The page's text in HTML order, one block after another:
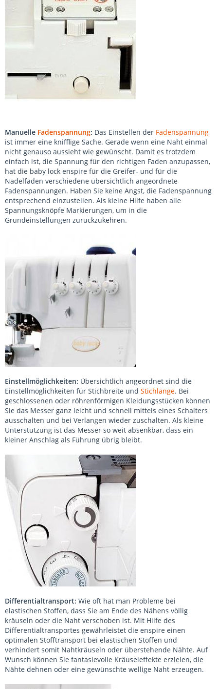
Manuelle Fadenspannung: Das Einstellen der Fadenspannung
ist immer eine knifflige Sache. Gerade wenn eine Naht einmal
nicht genauso aussieht wie gewünscht. Damit es trotzdem
einfach ist, die Spannung für den richtigen Faden anzupassen,
hat die baby lock enspire für die Greifer- und für die
Nadelfäden verschiedene übersichtlich angeordnete
Fadenspannungen. Haben Sie keine Angst, die Fadenspannung
entsprechend einzustellen. Als kleine Hilfe haben alle
Spannungsknöpfe Markierungen, um in die
Grundeinstellungen zurückzukehren.
Einstellmöglichkeiten: Übersichtlich angeordnet sind die
Einstellmöglichkeiten für Stichbreite und Stichlänge. Bei
geschlossenen oder röhrenförmigen Kleidungsstücken können
Sie das Messer ganz leicht und schnell mittels eines Schalters
ausschalten und bei Verlangen wieder zuschalten. Als kleine
Unterstützung ist das Messer so weit absenkbar, dass ein
kleiner Anschlag als Führung übrig bleibt.
Differentialtransport: Wie oft hat man Probleme bei
elastischen Stoffen, dass Sie am Ende des Nähens völlig
kräuseln oder die Naht verschoben ist. Mit Hilfe des
Differentialtransportes gewährleistet die enspire einen
optimalen Stofftransport bei elastischen Stoffen und
verhindert somit Nahtkräuseln oder überstehende Nähte. Auf
Wunsch können Sie fantasievolle Kräuseleffekte erzielen, die
Nähte dehnen oder eine gewünschte wellige Naht erzeugen.